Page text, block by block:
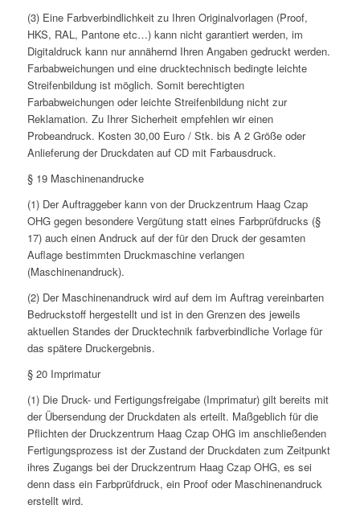
(3) Eine Farbverbindlichkeit zu Ihren Originalvorlagen (Proof,
HKS, RAL, Pantone etc…) kann nicht garantiert werden, im
Digitaldruck kann nur annähernd Ihren Angaben gedruckt werden.
Farbabweichungen und eine drucktechnisch bedingte leichte
Streifenbildung ist möglich. Somit berechtigten
Farbabweichungen oder leichte Streifenbildung nicht zur
Reklamation. Zu Ihrer Sicherheit empfehlen wir einen
Probeandruck. Kosten 30,00 Euro / Stk. bis A 2 Größe oder
Anlieferung der Druckdaten auf CD mit Farbausdruck.
§ 19 Maschinenandrucke
(1) Der Auftraggeber kann von der Druckzentrum Haag Czap
OHG gegen besondere Vergütung statt eines Farbprüfdrucks (§
17) auch einen Andruck auf der für den Druck der gesamten
Auflage bestimmten Druckmaschine verlangen
(Maschinenandruck).
(2) Der Maschinenandruck wird auf dem im Auftrag vereinbarten
Bedruckstoff hergestellt und ist in den Grenzen des jeweils
aktuellen Standes der Drucktechnik farbverbindliche Vorlage für
das spätere Druckergebnis.
§ 20 Imprimatur
(1) Die Druck- und Fertigungsfreigabe (Imprimatur) gilt bereits mit
der Übersendung der Druckdaten als erteilt. Maßgeblich für die
Pflichten der Druckzentrum Haag Czap OHG im anschließenden
Fertigungsprozess ist der Zustand der Druckdaten zum Zeitpunkt
ihres Zugangs bei der Druckzentrum Haag Czap OHG, es sei
denn dass ein Farbprüfdruck, ein Proof oder Maschinenandruck
erstellt wird.